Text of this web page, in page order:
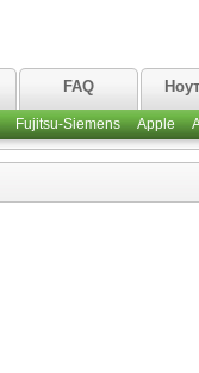
FAQ
Fujitsu-Siemens Apple